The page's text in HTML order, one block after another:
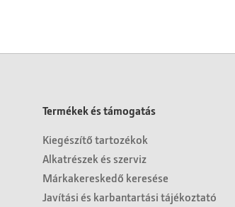
Termékek és támogatás
Kiegészítő tartozékok
Alkatrészek és szerviz
Márkakereskedő keresése
Javítási és karbantartási tájékoztató